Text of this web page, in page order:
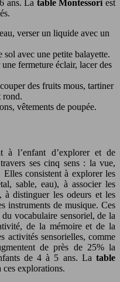
ans. La table Montessoriest
verser un liquide avec un
avec une petite balayette.
fermeture éclair, lacer des
des fruits mous, tartiner
rond.
vêtements de poupée.
à l’enfant d’explorer et de
ses cinq sens : la vue,
consistent à explorer les
sable, eau), à associer les
à distinguer les odeurs et les
instruments de musique. Ces
vocabulaire sensoriel, de la
de la mémoire et de la
activités sensorielles, comme
de près de 25% la
de 4 à 5 ans. La table
ces explorations.